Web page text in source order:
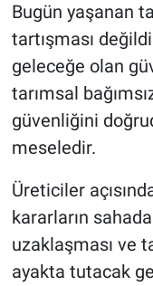
Bugün yaşanan
tartışması
geleceğe olan
tarımsal
güvenliğini
meseledir.
Üreticiler
kararların
uzaklaşması ve
ayakta tutacak